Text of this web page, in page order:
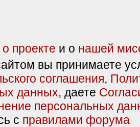
о проекте и о нашей
вы принимаете
соглашения,
данных, даете
персональных
с правилами форума